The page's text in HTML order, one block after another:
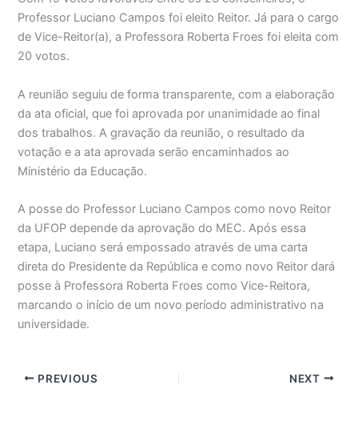
Professor Luciano Campos foi eleito Reitor. Já para o cargo
de Vice-Reitor(a), a Professora Roberta Froes foi eleita com
20 votos.
A reunião seguiu de forma transparente, com a elaboração
da ata oficial, que foi aprovada por unanimidade ao final
dos trabalhos. A gravação da reunião, o resultado da
votação e a ata aprovada serão encaminhados ao
Ministério da Educação.
A posse do Professor Luciano Campos como novo Reitor
da UFOP depende da aprovação do MEC. Após essa
etapa, Luciano será empossado através de uma carta
direta do Presidente da República e como novo Reitor dará
posse à Professora Roberta Froes como Vice-Reitora,
marcando o início de um novo período administrativo na
universidade.
PREVIOUS NEXT